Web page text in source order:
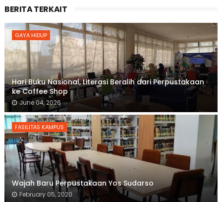
BERITA TERKAIT
GAYA HIDUP
Hari Buku Nasional, Literasi Beralih dari Perpustakaan
ke Coffee Shop
June 04, 2026
FASILITAS KAMPUS
Wajah Baru Perpustakaan Yos Sudarso
February 05, 2020